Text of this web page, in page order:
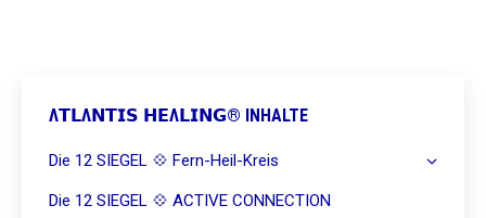
Λ𝗧𝗟Λ𝗡𝗧𝗜𝗦 𝗛𝗘Λ𝗟𝗜𝗡𝗚® INHALTE
Die 12 SIEGEL 💠 Fern-Heil-Kreis
Die 12 SIEGEL 💠 ACTIVE CONNECTION